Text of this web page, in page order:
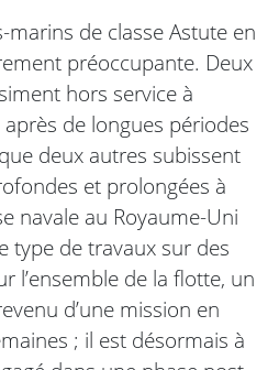
de classe Astute en
préoccupante. Deux
hors service à
après de longues périodes
deux autres subissent
et prolongées à
navale au Royaume-Uni
type de travaux sur des
l’ensemble de la flotte, un
d’une mission en
; il est désormais à